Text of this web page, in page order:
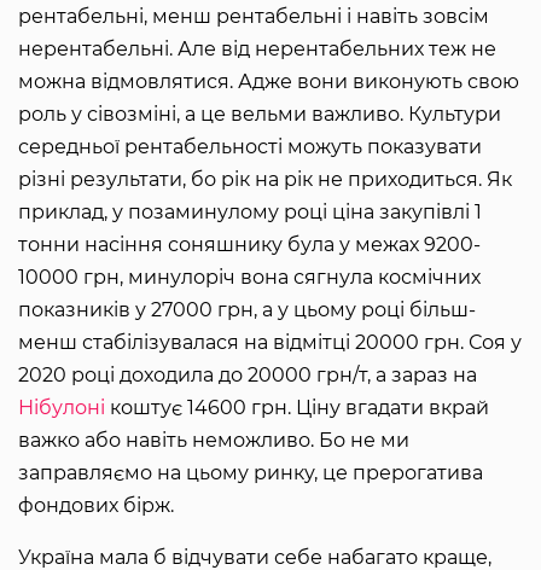
рентабельні, менш рентабельні і навіть зовсім
нерентабельні. Але від нерентабельних теж не
можна відмовлятися. Адже вони виконують свою
роль у сівозміні, а це вельми важливо. Культури
середньої рентабельності можуть показувати
різні результати, бо рік на рік не приходиться. Як
приклад, у позаминулому році ціна закупівлі 1
тонни насіння соняшнику була у межах 9200-
10000 грн, минулоріч вона сягнула космічних
показників у 27000 грн, а у цьому році більш-
менш стабілізувалася на відмітці 20000 грн. Соя у
2020 році доходила до 20000 грн/т, а зараз на
Нібулоні коштує 14600 грн. Ціну вгадати вкрай
важко або навіть неможливо. Бо не ми
заправляємо на цьому ринку, це прерогатива
фондових бірж.
Україна мала б відчувати себе набагато краще,